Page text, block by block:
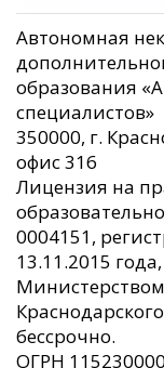
Автономная
образования
специалистов»
350000, г.
офис 316
Лицензия на
0004151,
13.11.2015
бессрочно.
ОГРН